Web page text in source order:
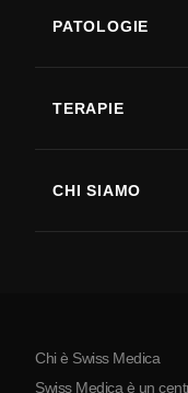
PATOLOGIE
Malattia di
Artrite
TERAPIE
CHI SIAMO
La Serbia
Chi è Swiss Medica
Swiss Medica è un